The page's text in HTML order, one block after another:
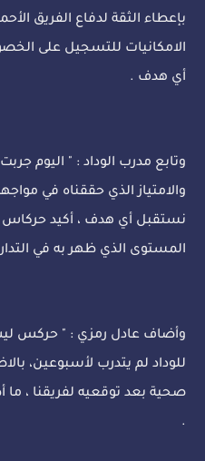
بإعطاء الثقة لدفاع الفريق
الامكانيات للتسجيل على
أي هدف .
وتابع مدرب الوداد : " اليوم
والامتياز الذي حققناه في
نستقبل أي هدف ، أكيد حركاس
المستوى الذي ظهر به في
وأضاف عادل رمزي : " حركس
للوداد لم يتدرب لأسبوعين،
صحية بعد توقعيه لفريقنا ،
.